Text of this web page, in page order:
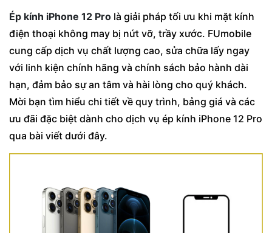
Ép kính iPhone 12 Pro là giải pháp tối ưu khi mặt kính
điện thoại không may bị nứt vỡ, trầy xước. FUmobile
cung cấp dịch vụ chất lượng cao, sửa chữa lấy ngay
với linh kiện chính hãng và chính sách bảo hành dài
hạn, đảm bảo sự an tâm và hài lòng cho quý khách.
Mời bạn tìm hiểu chi tiết về quy trình, bảng giá và các
ưu đãi đặc biệt dành cho dịch vụ ép kính iPhone 12 Pro
qua bài viết dưới đây.